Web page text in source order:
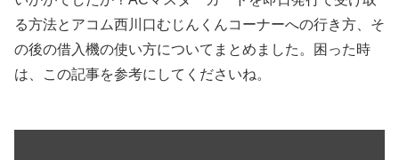
る方法とアコム西川口むじんくんコーナーへの行き方、そ
の後の借入機の使い方についてまとめました。困った時
は、この記事を参考にしてくださいね。